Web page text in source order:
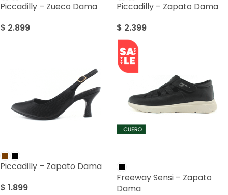
Piccadilly – Zueco Dama
$ 2.899
Piccadilly – Zapato Dama
$ 2.399
Piccadilly – Zapato Dama
$ 1.899
Freeway Sensi – Zapato
Dama